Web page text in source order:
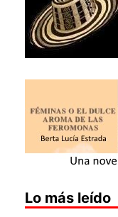
Lo más leído